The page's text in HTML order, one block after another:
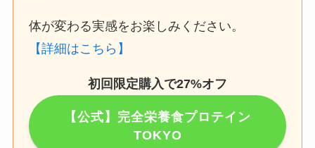
体が変わる実感をお楽しみください。
【詳細はこちら】
初回限定購入で27%オフ
【公式】完全栄養食プロテイン
TOKYO